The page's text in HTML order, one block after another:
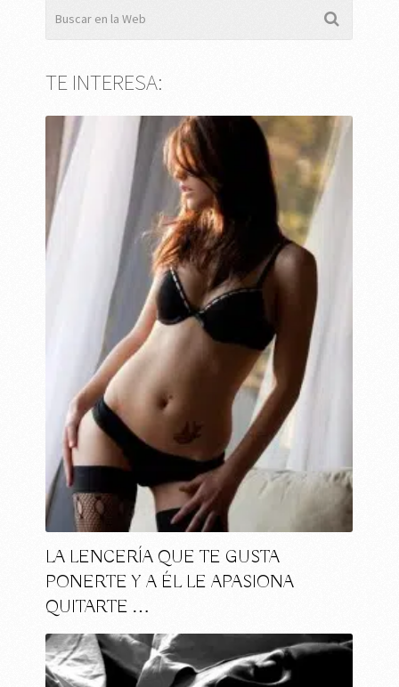
TE INTERESA:
LA LENCERÍA QUE TE GUSTA
PONERTE Y A ÉL LE APASIONA
QUITARTE …